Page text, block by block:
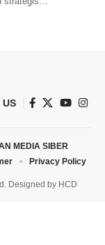
Designed by HCD
MEDIA SIBER
Privacy Policy